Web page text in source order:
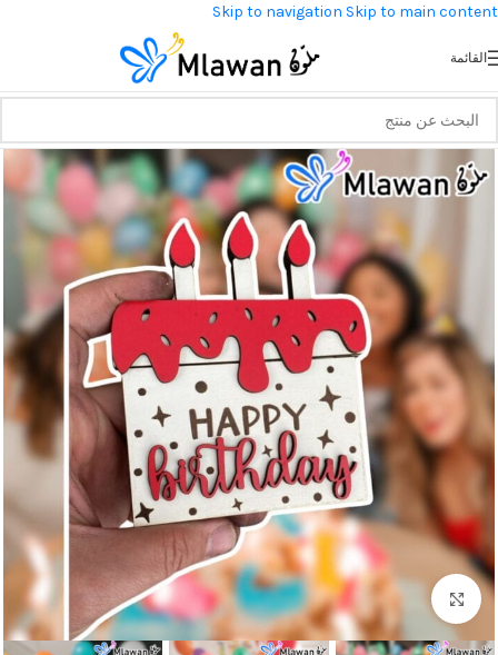
Skip to navigation Skip to main content
القائمة
Click to enlarge